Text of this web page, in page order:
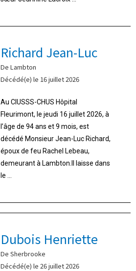
Richard Jean-Luc
De Lambton
Décédé(e) le 16 juillet 2026
Au CIUSSS-CHUS Hôpital
Fleurimont, le jeudi 16 juillet 2026, à
l’âge de 94 ans et 9 mois, est
décédé Monsieur Jean-Luc Richard,
époux de feu Rachel Lebeau,
demeurant à Lambton.Il laisse dans
le ...
Dubois Henriette
De Sherbrooke
Décédé(e) le 26 juillet 2026